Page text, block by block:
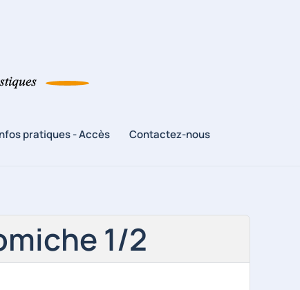
pratiques - Accès Contactez-nous
1/2